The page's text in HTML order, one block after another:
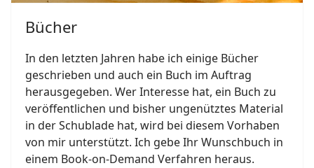
Bücher
In den letzten Jahren habe ich einige Bücher
geschrieben und auch ein Buch im Auftrag
herausgegeben. Wer Interesse hat, ein Buch zu
veröffentlichen und bisher ungenütztes Material
in der Schublade hat, wird bei diesem Vorhaben
von mir unterstützt. Ich gebe Ihr Wunschbuch in
einem Book-on-Demand Verfahren heraus.